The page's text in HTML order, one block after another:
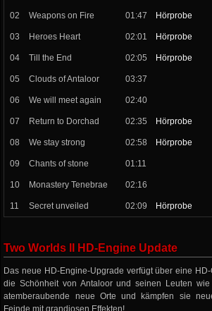
02 Weapons on Fire 01:47 Hörprobe
03 Heroes Heart 02:01 Hörprobe
04 Till the End 02:05 Hörprobe
05 Clouds of Antaloor 03:37
06 We will meet again 02:40
07 Return to Dorchad 02:35 Hörprobe
08 We stay strong 02:58 Hörprobe
09 Chants of stone 01:11
10 Monastery Tenebrae 02:16
11 Secret unveiled 02:09 Hörprobe
Two Worlds II HD-Engine Update
Das neue HD-Engine-Upgrade verfügt über eine
die Schönheit von Antaloor und seinen Leuten
atemberaubende neue Orte und kämpfen sie
Feinde mit grandiosen Effekten!